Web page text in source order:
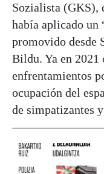
Sozialista (GKS),
había aplicado
promovido desde
Bildu. Ya en 2021
enfrentamientos
ocupación del
de simpatizantes